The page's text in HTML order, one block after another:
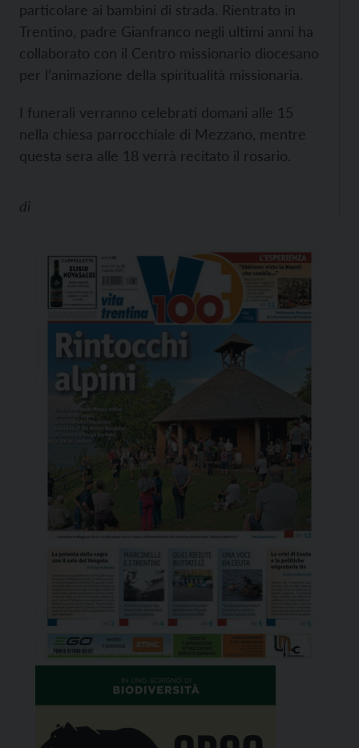
particolare ai bambini di strada. Rientrato in
Trentino, padre Gianfranco negli ultimi anni ha
collaborato con il Centro missionario diocesano
per l’animazione della spiritualità missionaria.
I funerali verranno celebrati domani alle 15
nella chiesa parrocchiale di Mezzano, mentre
questa sera alle 18 verrà recitato il rosario.
di